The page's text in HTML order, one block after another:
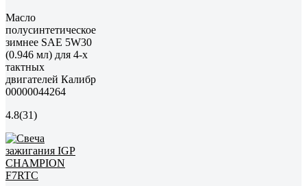
Масло
полусинтетическое
зимнее SAE 5W30
(0.946 мл) для 4-х
тактных
двигателей Калибр
00000044264
4.8(31)